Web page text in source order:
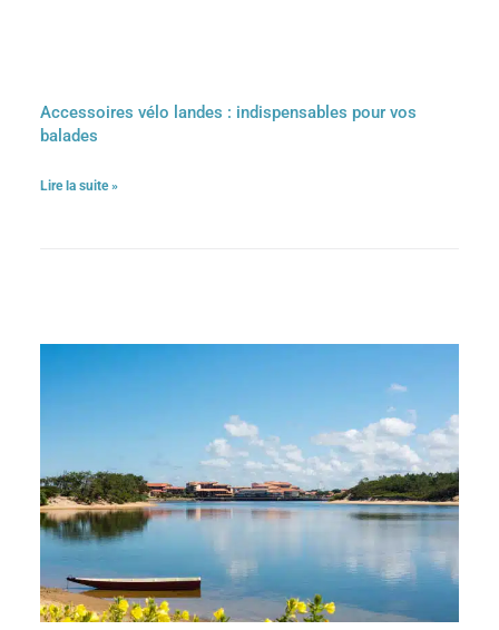
Accessoires vélo landes : indispensables pour vos
balades
Lire la suite »